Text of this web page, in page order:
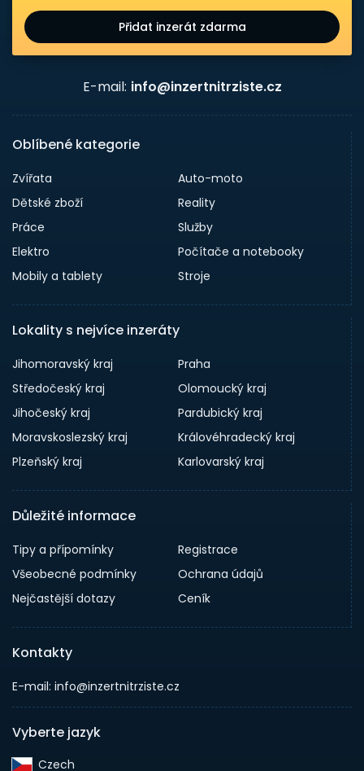
Přidat inzerát zdarma
E-mail: info@inzertnitrziste.cz
Oblíbené kategorie
Zvířata
Auto-moto
Dětské zboží
Reality
Práce
Služby
Elektro
Počítače a notebooky
Mobily a tablety
Stroje
Lokality s nejvíce inzeráty
Jihomoravský kraj
Praha
Středočeský kraj
Olomoucký kraj
Jihočeský kraj
Pardubický kraj
Moravskoslezský kraj
Královéhradecký kraj
Plzeňský kraj
Karlovarský kraj
Důležité informace
Tipy a přípomínky
Registrace
Všeobecné podmínky
Ochrana údajů
Nejčastější dotazy
Ceník
Kontakty
E-mail: info@inzertnitrziste.cz
Vyberte jazyk
Czech‎